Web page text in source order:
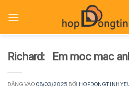
qua
Richard: Em moc mac
ĐĂNG VÀO08/03/2025 BỞI